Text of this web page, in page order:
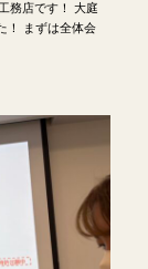
務店です！ 大庭
！ まずは全体会